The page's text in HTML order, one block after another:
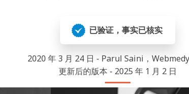
已验证，事实已核实
2020 年 3 月 24 日 - Parul Saini，
更新后的版本 - 2025 年 1 月 2 日